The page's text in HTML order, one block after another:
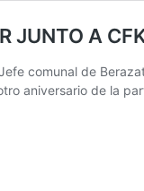
JUNTO A
comunal de
aniversario de la